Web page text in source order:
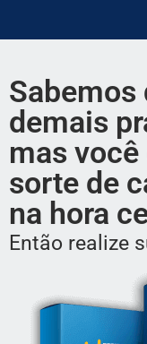
Sabemos
demais
mas você
sorte de
na hora
Então realize